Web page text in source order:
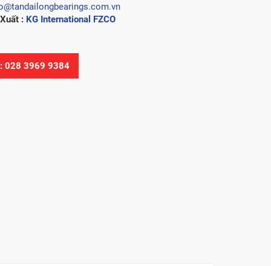
: KG International FZCO
028 3969 9384